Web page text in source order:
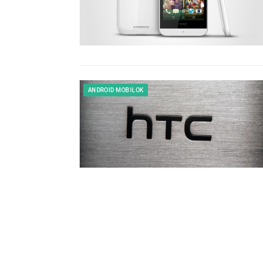
ANDROID MOBILOK